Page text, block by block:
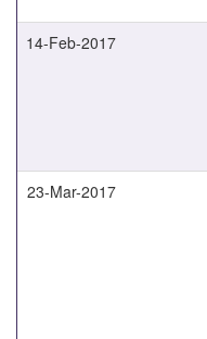
14-Feb-2017
23-Mar-2017